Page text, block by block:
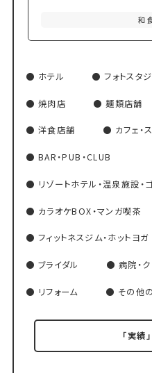
和
ホテル フォトスタ
焼肉店 麺類店舗
洋食店舗 カフェ・
BAR・PUB・CLUB
リゾートホテル・温泉施設・
カラオケBOX・マンガ喫茶
フィットネスジム・ホットヨガ
ブライダル 病院・
リフォーム その他
「実績